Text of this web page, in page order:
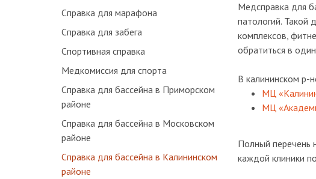
Медсправка для
патологий. Такой
комплексов,
обратиться в
В калининском р-
МЦ
МЦ
Полный перечень
каждой клиники
Справка для марафона
Справка для забега
Спортивная справка
Медкомиссия для спорта
Справка для бассейна в Приморском
районе
Справка для бассейна в Московском
районе
Справка для бассейна в Калининском
районе